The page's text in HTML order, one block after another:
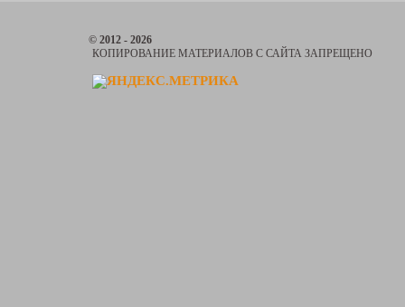
© 2012 - 2026
КОПИРОВАНИЕ МАТЕРИАЛОВ С САЙТА ЗАПРЕЩЕНО